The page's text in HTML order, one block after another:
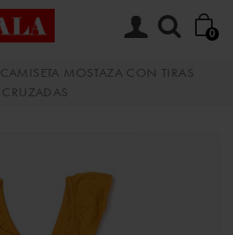
0
CAMISETA MOSTAZA CON TIRAS
CRUZADAS